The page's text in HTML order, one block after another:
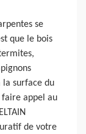
se
que le bois
la surface du
faire appel au
de votre